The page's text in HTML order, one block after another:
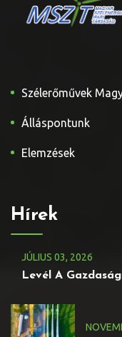
Szélerőművek
Álláspontunk
Elemzések
Hírek
JÚLIUS 03, 2026
Levél A